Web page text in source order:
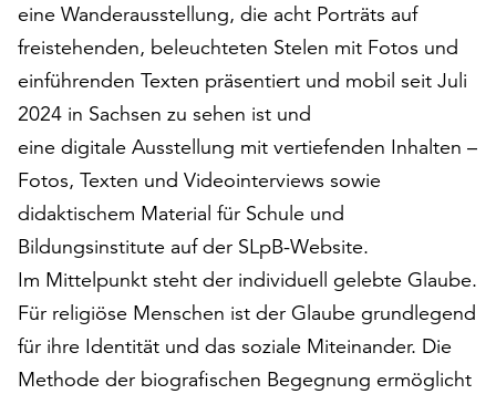
Ihnen
am
Ende
der
Seite
die
Schaltfläche
„Cookie-
Einstellungen“
zur
Verfügung.
Funktionale
Cookies
werden
auch
eine Wanderausstellung, die acht Porträts auf
freistehenden, beleuchteten Stelen mit Fotos und
einführenden Texten präsentiert und mobil seit Juli
2024 in Sachsen zu sehen ist und
eine digitale Ausstellung mit vertiefenden Inhalten –
Fotos, Texten und Videointerviews sowie
didaktischem Material für Schule und
Bildungsinstitute auf der SLpB-Website.
Im Mittelpunkt steht der individuell gelebte Glaube.
Für religiöse Menschen ist der Glaube grundlegend
für ihre Identität und das soziale Miteinander. Die
Methode der biografischen Begegnung ermöglicht